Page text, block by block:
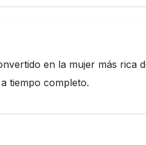
en la mujer más rica
tiempo completo.